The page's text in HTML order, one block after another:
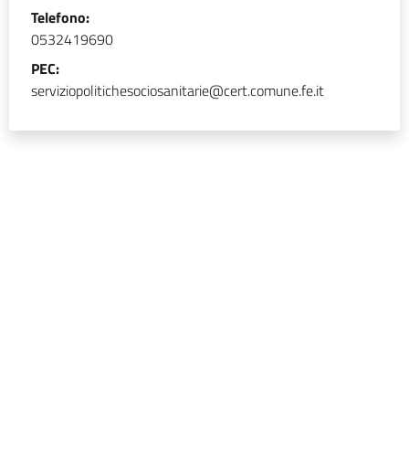
Telefono:
0532419690
PEC:
serviziopolitichesociosanitarie@cert.comune.fe.it